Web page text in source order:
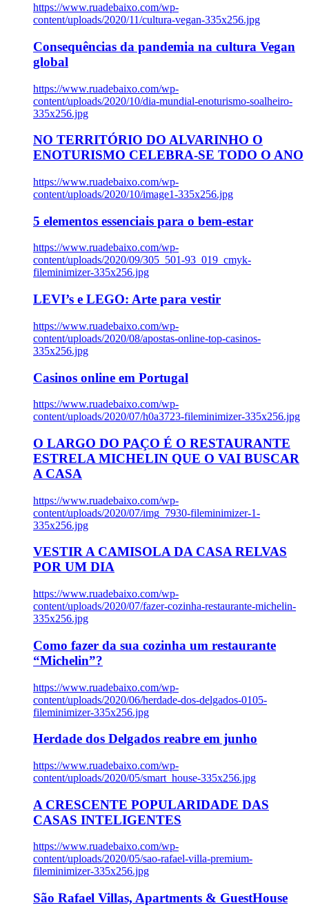
https://www.ruadebaixo.com/wp-
content/uploads/2020/11/cultura-vegan-335x256.jpg
Consequências da pandemia na cultura Vegan
global
https://www.ruadebaixo.com/wp-
content/uploads/2020/10/dia-mundial-enoturismo-soalheiro-
335x256.jpg
NO TERRITÓRIO DO ALVARINHO O
ENOTURISMO CELEBRA-SE TODO O ANO
https://www.ruadebaixo.com/wp-
content/uploads/2020/10/image1-335x256.jpg
5 elementos essenciais para o bem-estar
https://www.ruadebaixo.com/wp-
content/uploads/2020/09/305_501-93_019_cmyk-
fileminimizer-335x256.jpg
LEVI’s e LEGO: Arte para vestir
https://www.ruadebaixo.com/wp-
content/uploads/2020/08/apostas-online-top-casinos-
335x256.jpg
Casinos online em Portugal
https://www.ruadebaixo.com/wp-
content/uploads/2020/07/h0a3723-fileminimizer-335x256.jpg
O LARGO DO PAÇO É O RESTAURANTE
ESTRELA MICHELIN QUE O VAI BUSCAR
A CASA
https://www.ruadebaixo.com/wp-
content/uploads/2020/07/img_7930-fileminimizer-1-
335x256.jpg
VESTIR A CAMISOLA DA CASA RELVAS
POR UM DIA
https://www.ruadebaixo.com/wp-
content/uploads/2020/07/fazer-cozinha-restaurante-michelin-
335x256.jpg
Como fazer da sua cozinha um restaurante
“Michelin”?
https://www.ruadebaixo.com/wp-
content/uploads/2020/06/herdade-dos-delgados-0105-
fileminimizer-335x256.jpg
Herdade dos Delgados reabre em junho
https://www.ruadebaixo.com/wp-
content/uploads/2020/05/smart_house-335x256.jpg
A CRESCENTE POPULARIDADE DAS
CASAS INTELIGENTES
https://www.ruadebaixo.com/wp-
content/uploads/2020/05/sao-rafael-villa-premium-
fileminimizer-335x256.jpg
São Rafael Villas, Apartments & GuestHouse